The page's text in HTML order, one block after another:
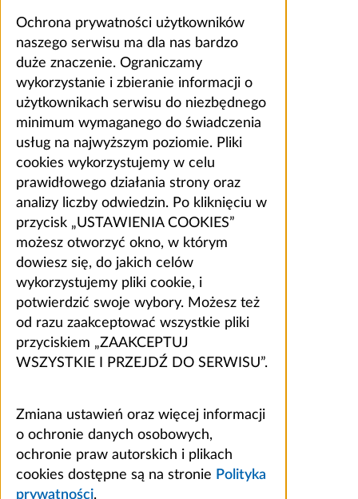
Ochrona prywatności użytkowników
naszego serwisu ma dla nas bardzo
duże znaczenie. Ograniczamy
wykorzystanie i zbieranie informacji o
użytkownikach serwisu do niezbędnego
minimum wymaganego do świadczenia
usług na najwyższym poziomie. Pliki
cookies wykorzystujemy w celu
prawidłowego działania strony oraz
analizy liczby odwiedzin. Po kliknięciu w
przycisk „USTAWIENIA COOKIES”
możesz otworzyć okno, w którym
dowiesz się, do jakich celów
wykorzystujemy pliki cookie, i
potwierdzić swoje wybory. Możesz też
od razu zaakceptować wszystkie pliki
przyciskiem „ZAAKCEPTUJ
WSZYSTKIE I PRZEJDŹ DO SERWISU”.
Zmiana ustawień oraz więcej informacji
o ochronie danych osobowych,
ochronie praw autorskich i plikach
cookies dostępne są na stronie Polityka
prywatności.